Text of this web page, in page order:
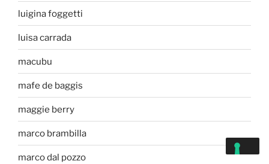
luigina foggetti
luisa carrada
macubu
mafe de baggis
maggie berry
marco brambilla
marco dal pozzo